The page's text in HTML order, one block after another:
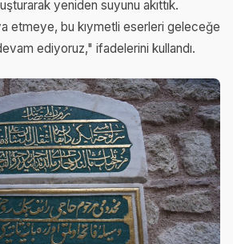
yeniden suyunu akıttık.
etmeye, bu kıymetli eserleri geleceğe
ediyoruz," ifadelerini kullandı.